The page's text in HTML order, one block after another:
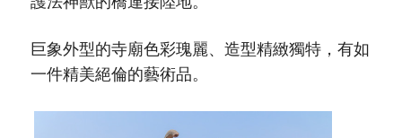
巨象外型的寺廟色彩瑰麗、造型精緻獨特，有如
一件精美絕倫的藝術品。